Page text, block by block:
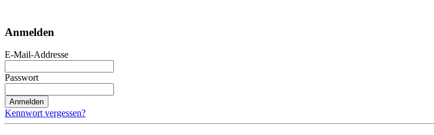
Anmelden
E-Mail-Addresse
Passwort
Anmelden
Kennwort vergessen?